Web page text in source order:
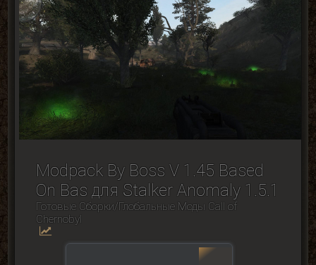
Modpack By Boss V 1.45 Based
On Bas для Stalker Anomaly 1.5.1
Готовые Сборки/Глобальные Моды Сall of
Сhernobyl